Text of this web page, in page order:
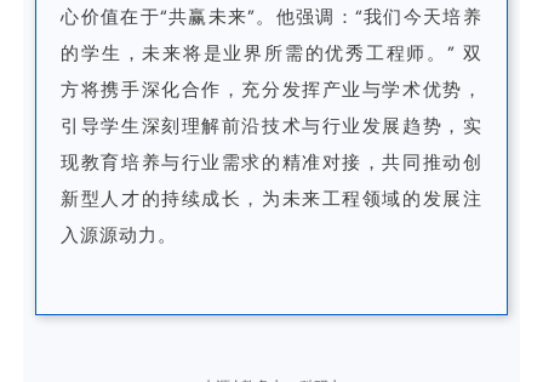
心价值在于“共赢未来”。他强调：“我们今天培养
的学生，未来将是业界所需的优秀工程师。” 双
方将携手深化合作，充分发挥产业与学术优势，
引导学生深刻理解前沿技术与行业发展趋势，实
现教育培养与行业需求的精准对接，共同推动创
新型人才的持续成长，为未来工程领域的发展注
入源源动力。